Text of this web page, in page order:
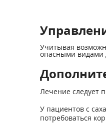
Учитывая
опасными видами
Лечение следует
У пациентов с
потребоваться